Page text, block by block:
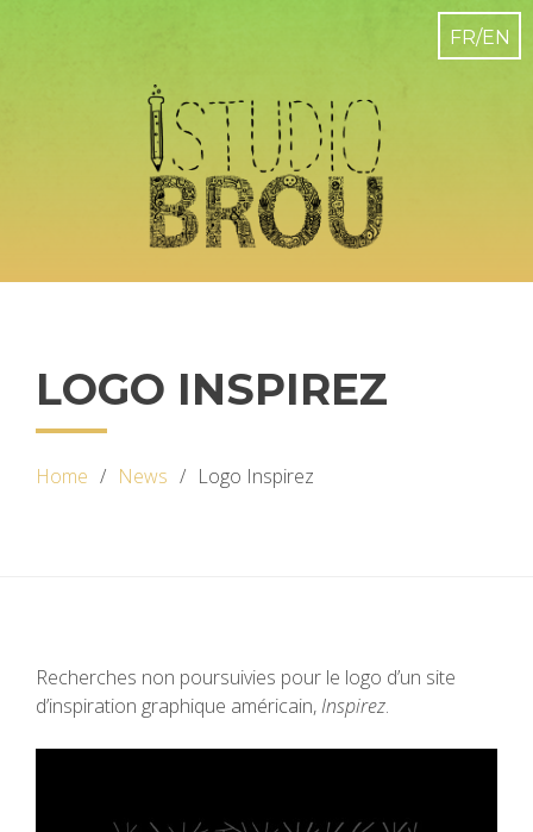
LOGO INSPIREZ
Home News Logo Inspirez
Recherches non poursuivies pour le logo d’un site
d’inspiration graphique américain,Inspirez.